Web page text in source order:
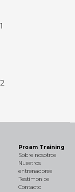
Proam Training
Sobre nosotros
Nuestros
entrenadores
Testimonios
Contacto